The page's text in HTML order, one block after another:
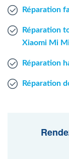
Réparation
Réparation
Xiaomi Mi
Réparation
Réparation